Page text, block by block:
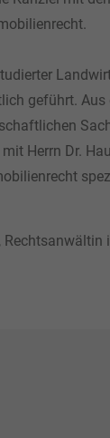
geführt. Aus
Herrn Dr.
Rechtsanwältin